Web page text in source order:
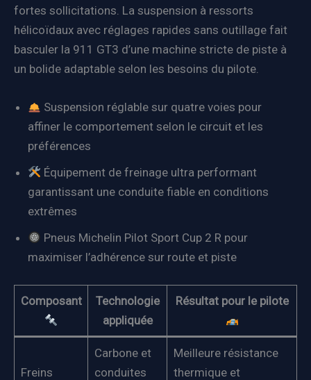
fortes sollicitations. La suspension à ressorts
hélicoïdaux avec réglages rapides sans outillage fait
basculer la 911 GT3 d’une machine stricte de piste à
un bolide adaptable selon les besoins du pilote.
Suspension réglable sur quatre voies pour
affiner le comportement selon le circuit et les
préférences
Équipement de freinage ultra performant
garantissant une conduite fiable en conditions
extrêmes
Pneus Michelin Pilot Sport Cup 2 R pour
maximiser l’adhérence sur route et piste
Composant
Technologie
appliquée
Résultat pour le pilote
Freins
Carbone et
conduites
Meilleure résistance
thermique et